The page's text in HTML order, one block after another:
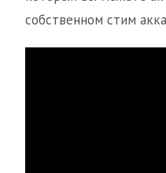
собственном стим